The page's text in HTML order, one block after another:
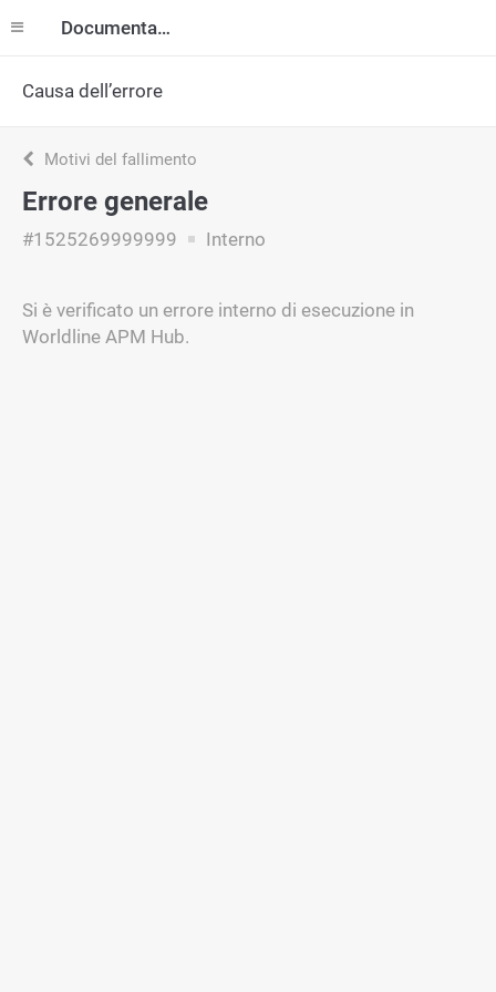
Documentazione
Causa dell’errore
Motivi del fallimento
Errore generale
#1525269999999 Interno
Si è verificato un errore interno di esecuzione in
Worldline APM Hub.